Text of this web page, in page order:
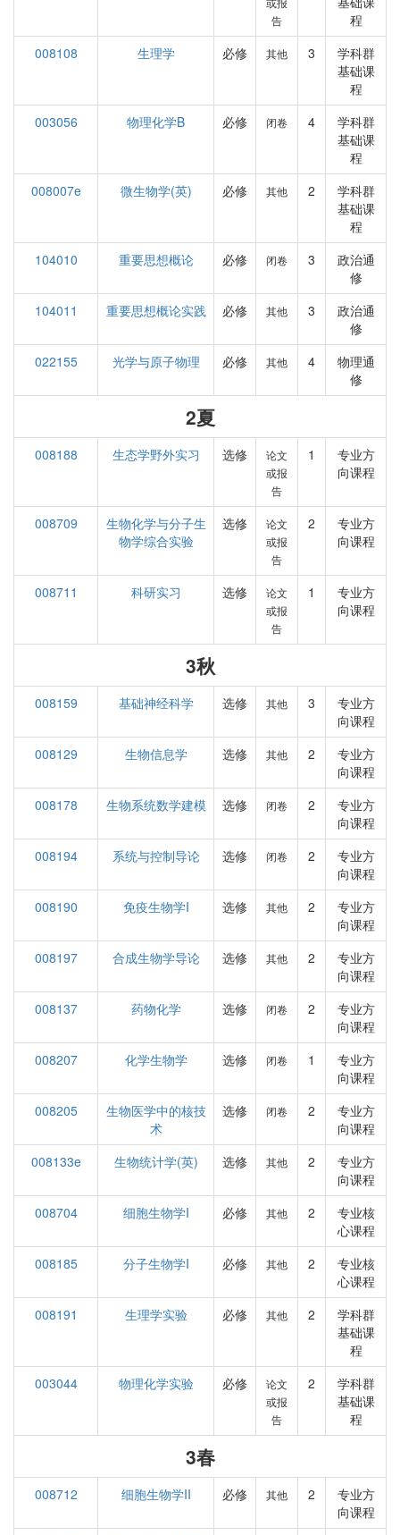
告
程
008108
生理学 必修 其他 3
学科群
基础课
程
003056
物理化学B 必修 闭卷 4
学科群
基础课
程
008007e
微生物学(英) 必修 其他 2
学科群
基础课
程
104010
重要思想概论 必修 闭卷 3
政治通
修
104011
重要思想概论实践 必修 其他 3
政治通
修
022155
光学与原子物理 必修 其他 4
物理通
修
2夏
008188 生态学野外实习 选修
论文
或报
告
1
专业方
向课程
008709
生物化学与分子生
物学综合实验
选修
论文
或报
告
2
专业方
向课程
008711 科研实习 选修
论文
或报
告
1
专业方
向课程
3秋
008159 基础神经科学 选修 其他 3
专业方
向课程
008129
生物信息学 选修 其他 2
专业方
向课程
008178
生物系统数学建模 选修 闭卷 2
专业方
向课程
008194
系统与控制导论 选修 闭卷 2
专业方
向课程
008190
免疫生物学I 选修 其他 2
专业方
向课程
008197
合成生物学导论 选修 其他 2
专业方
向课程
008137
药物化学 选修 闭卷 2
专业方
向课程
008207
化学生物学 选修 闭卷 1
专业方
向课程
008205
生物医学中的核技
术
选修 闭卷 2
专业方
向课程
008133e
生物统计学(英) 选修 其他 2
专业方
向课程
008704
细胞生物学I 必修 其他 2
专业核
心课程
008185
分子生物学I 必修 其他 2
专业核
心课程
008191
生理学实验 必修 其他 2
学科群
基础课
程
003044
物理化学实验 必修
论文
或报
告
2
学科群
基础课
程
3春
008712 细胞生物学II 必修 其他 2
专业方
向课程